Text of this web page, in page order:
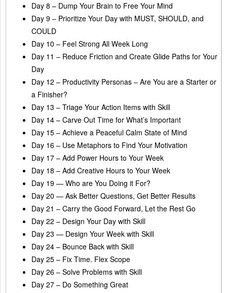
Day 8 – Dump Your Brain to Free Your Mind
Day 9 – Prioritize Your Day with MUST, SHOULD, and
COULD
Day 10 – Feel Strong All Week Long
Day 11 – Reduce Friction and Create Glide Paths for Your
Day
Day 12 – Productivity Personas – Are You are a Starter or
a Finisher?
Day 13 – Triage Your Action Items with Skill
Day 14 – Carve Out Time for What’s Important
Day 15 – Achieve a Peaceful Calm State of Mind
Day 16 – Use Metaphors to Find Your Motivation
Day 17 – Add Power Hours to Your Week
Day 18 – Add Creative Hours to Your Week
Day 19 — Who are You Doing it For?
Day 20 — Ask Better Questions, Get Better Results
Day 21 – Carry the Good Forward, Let the Rest Go
Day 22 – Design Your Day with Skill
Day 23 — Design Your Week with Skill
Day 24 – Bounce Back with Skill
Day 25 – Fix Time. Flex Scope
Day 26 – Solve Problems with Skill
Day 27 – Do Something Great